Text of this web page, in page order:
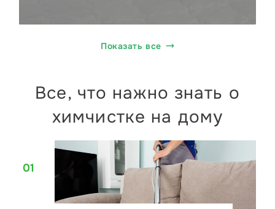
Показать все
Все, что нажно знать о
химчистке на дому
01